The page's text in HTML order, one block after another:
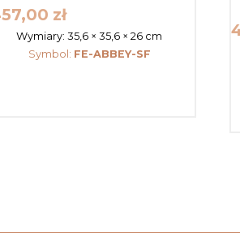
zł
Wymiary:35,6 × 35,6 × 26 cm
Symbol: FE-ABBEY-SF